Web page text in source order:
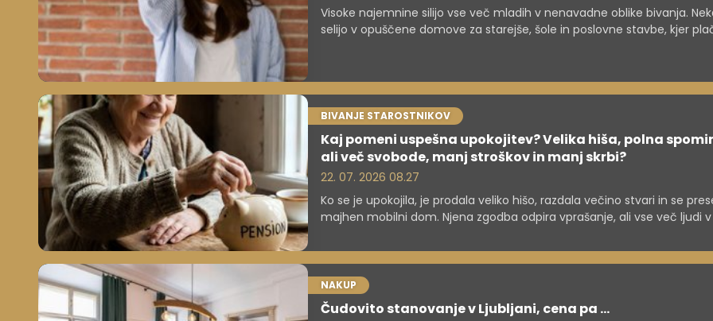
Visoke najemnine silijo vse več mladih v nenavadne oblike bivanja.
selijo v opuščene domove za starejše, šole in poslovne stavbe, kjer
BIVANJE STAROSTNIKOV
Kaj pomeni uspešna upokojitev? Velika hiša, polna
ali več svobode, manj stroškov in manj skrbi?
22. 07. 2026 08.27
Ko se je upokojila, je prodala veliko hišo, razdala večino stvari in se
majhen mobilni dom. Njena zgodba odpira vprašanje, ali vse več ljudi
NAKUP
Čudovito stanovanje v Ljubljani, cena pa ...